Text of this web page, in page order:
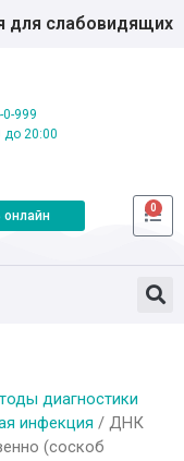
для слабовидящих
999
до 20:00
онлайн
0
диагностики
инфекция / ДНК
(соскоб